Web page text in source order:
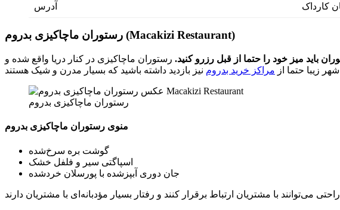
آدرس کارداک
رستوران ماچاکیزی بدروم (Macakizi Restaurant)
باید میز خود را حتما از قبل رزرو کنید. رستوران ماچاکیزی در کنار دریا واقع شده و
زیبا حتما از مراکز خرید بدروم
رستوران ماچاکیزی بدروم
منوی رستوران ماچاکیزی بدروم
گوشت بره سرخ‌شده
اسپاگتی سیر و فلفل خشک
جان دوری آبپزشده با پورسلان خردشده